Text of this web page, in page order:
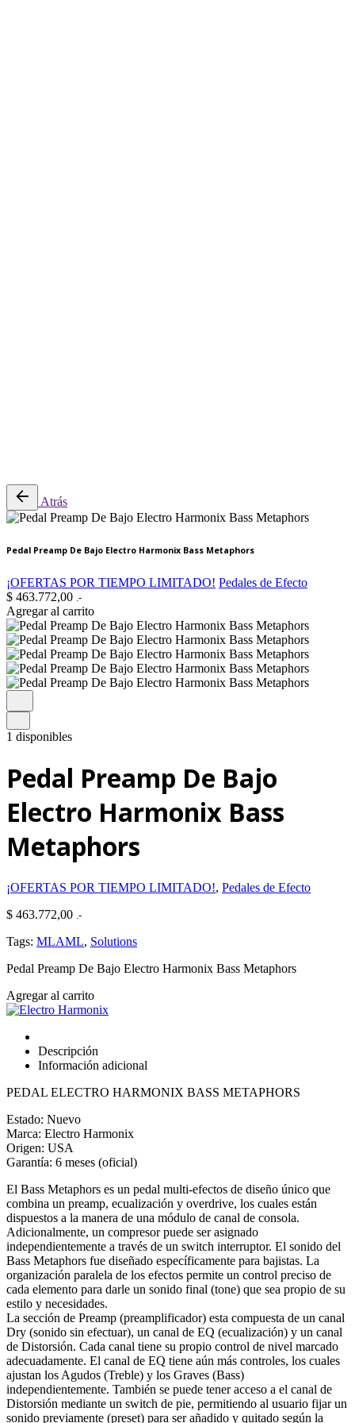
Atrás
Pedal Preamp De Bajo Electro Harmonix Bass Metaphors
¡OFERTAS POR TIEMPO LIMITADO! Pedales de Efecto
$ 463.772,00 .-
Agregar al carrito
1 disponibles
Pedal Preamp De Bajo
Electro Harmonix Bass
Metaphors
¡OFERTAS POR TIEMPO LIMITADO!, Pedales de Efecto
$ 463.772,00 .-
Tags: MLAML, Solutions
Pedal Preamp De Bajo Electro Harmonix Bass Metaphors
Pedal
Preamp
Bajo
Electro
Harmonix
Metaphors
Agregar al carrito
Descripción
Información adicional
PEDAL ELECTRO HARMONIX BASS METAPHORS
Estado: Nuevo
Marca: Electro Harmonix
Origen: USA
Garantía: 6 meses (oficial)
El Bass Metaphors es un pedal multi-efectos de diseño único que
combina un preamp, ecualización y overdrive, los cuales están
dispuestos a la manera de una módulo de canal de consola.
Adicionalmente, un compresor puede ser asignado
independientemente a través de un switch interruptor. El sonido del
Bass Metaphors fue diseñado específicamente para bajistas. La
organización paralela de los efectos permite un control preciso de
cada elemento para darle un sonido final (tone) que sea propio de su
estilo y necesidades.
La sección de Preamp (preamplificador) esta compuesta de un canal
Dry (sonido sin efectuar), un canal de EQ (ecualización) y un canal
de Distorsión. Cada canal tiene su propio control de nivel marcado
adecuadamente. El canal de EQ tiene aún más controles, los cuales
ajustan los Agudos (Treble) y los Graves (Bass)
independientemente. También se puede tener acceso a el canal de
Distorsión mediante un switch de pie, permitiendo al usuario fijar un
sonido previamente (preset) para ser añadido y quitado según la